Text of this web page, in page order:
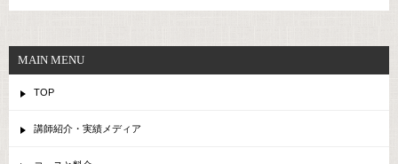
MAIN MENU
TOP
講師紹介・実績メディア